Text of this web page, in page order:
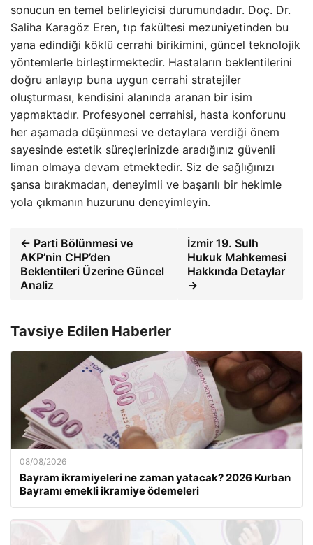
sonucun en temel belirleyicisi durumundadır. Doç. Dr.
Saliha Karagöz Eren, tıp fakültesi mezuniyetinden bu
yana edindiği köklü cerrahi birikimini, güncel teknolojik
yöntemlerle birleştirmektedir. Hastaların beklentilerini
doğru anlayıp buna uygun cerrahi stratejiler
oluşturması, kendisini alanında aranan bir isim
yapmaktadır. Profesyonel cerrahisi, hasta konforunu
her aşamada düşünmesi ve detaylara verdiği önem
sayesinde estetik süreçlerinizde aradığınız güvenli
liman olmaya devam etmektedir. Siz de sağlığınızı
şansa bırakmadan, deneyimli ve başarılı bir hekimle
yola çıkmanın huzurunu deneyimleyin.
← Parti Bölünmesi ve
AKP’nin CHP’den
Beklentileri Üzerine Güncel
Analiz
İzmir 19. Sulh
Hukuk Mahkemesi
Hakkında Detaylar
→
Tavsiye Edilen Haberler
08/08/2026
Bayram ikramiyeleri ne zaman yatacak? 2026 Kurban
Bayramı emekli ikramiye ödemeleri